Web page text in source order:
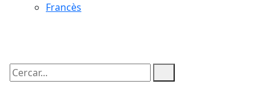
Francès
Cercar: